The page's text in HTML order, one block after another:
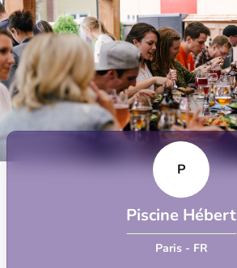
P
Piscine Hébert
Paris - FR